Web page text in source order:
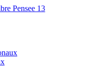
13
la Libre Pensée ni dieu ni maitre